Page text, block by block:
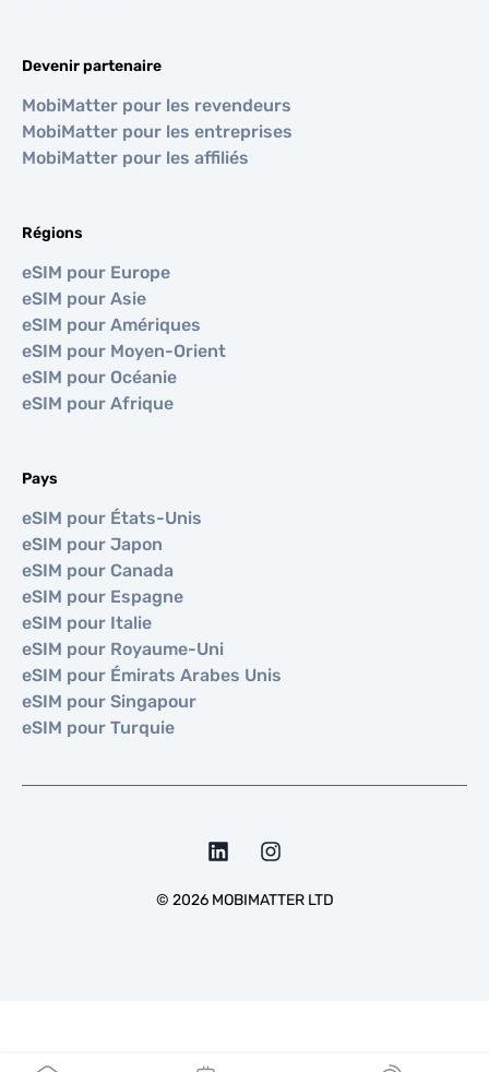
Devenir partenaire
MobiMatter pour les revendeurs
MobiMatter pour les entreprises
MobiMatter pour les affiliés
Régions
eSIM pour Europe
eSIM pour Asie
eSIM pour Amériques
eSIM pour Moyen-Orient
eSIM pour Océanie
eSIM pour Afrique
Pays
eSIM pour États-Unis
eSIM pour Japon
eSIM pour Canada
eSIM pour Espagne
eSIM pour Italie
eSIM pour Royaume-Uni
eSIM pour Émirats Arabes Unis
eSIM pour Singapour
eSIM pour Turquie
© 2026MOBIMATTER LTD